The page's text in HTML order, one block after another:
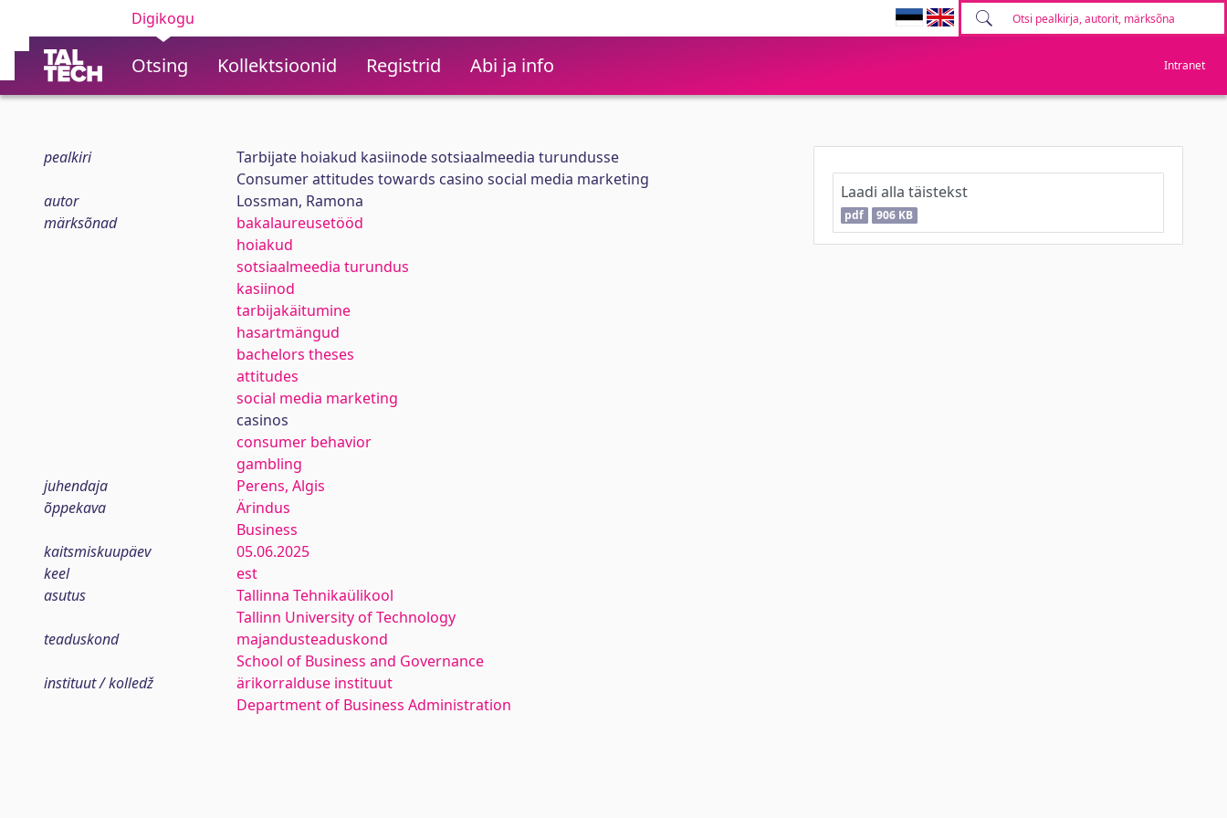
Digikogu
Otsing Kollektsioonid Registrid Abi ja info Intranet
pealkiri
Tarbijate hoiakud kasiinode sotsiaalmeedia turundusse
Consumer attitudes towards casino social media marketing
autor
Lossman, Ramona
märksõnad
bakalaureusetööd
hoiakud
sotsiaalmeedia turundus
kasiinod
tarbijakäitumine
hasartmängud
bachelors theses
attitudes
social media marketing
casinos
consumer behavior
gambling
juhendaja
Perens, Algis
õppekava
Ärindus
Business
kaitsmiskuupäev
05.06.2025
keel
est
asutus
Tallinna Tehnikaülikool
Tallinn University of Technology
teaduskond
majandusteaduskond
School of Business and Governance
instituut / kolledž
ärikorralduse instituut
Department of Business Administration
Laadi alla täistekst
pdf 906 KB